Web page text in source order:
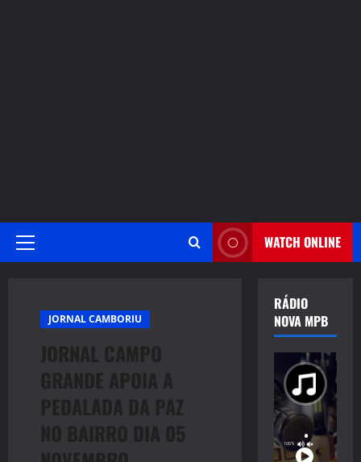
Primary
WATCH ONLINE
JORNAL CAMBORIU
JORNAL CAMPO
GRANDE APOIA A
PEDALADA DA PAZ
NO BAIRRO DIA 05
RÁDIO
NOVA MPB